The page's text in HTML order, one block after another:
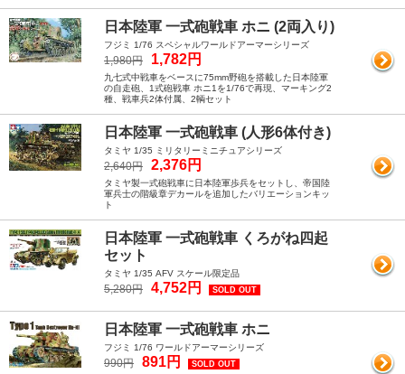
日本陸軍 一式砲戦車 ホニ (2両入り)
フジミ 1/76 スペシャルワールドアーマーシリーズ
1,980円 1,782円
九七式中戦車をベースに75mm野砲を搭載した日本陸軍
の自走砲、1式砲戦車 ホニ1を1/76で再現、マーキング2
種、戦車兵2体付属、2輌セット
日本陸軍 一式砲戦車 (人形6体付き)
タミヤ 1/35 ミリタリーミニチュアシリーズ
2,640円 2,376円
タミヤ製一式砲戦車に日本陸軍歩兵をセットし、帝国陸
軍兵士の階級章デカールを追加したバリエーションキッ
ト
日本陸軍 一式砲戦車 くろがね四起
セット
タミヤ 1/35 AFV スケール限定品
5,280円 4,752円 SOLD OUT
日本陸軍 一式砲戦車 ホニ
フジミ 1/76 ワールドアーマーシリーズ
990円 891円 SOLD OUT